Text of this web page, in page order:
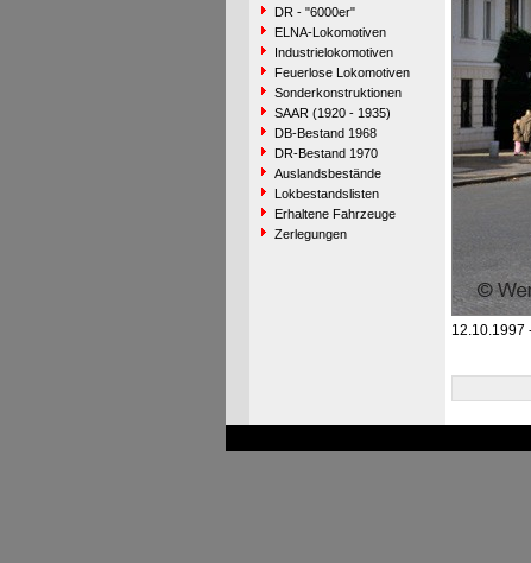
DR - "6000er"
ELNA-Lokomotiven
Industrielokomotiven
Feuerlose Lokomotiven
Sonderkonstruktionen
SAAR (1920 - 1935)
DB-Bestand 1968
DR-Bestand 1970
Auslandsbestände
Lokbestandslisten
Erhaltene Fahrzeuge
Zerlegungen
12.10.1997